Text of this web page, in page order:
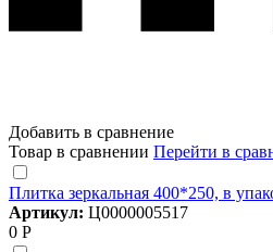
Добавить в сравнение
Товар в сравнении Перейти в
Плитка зеркальная 400*250, в
Артикул: Ц0000005517
0 Р